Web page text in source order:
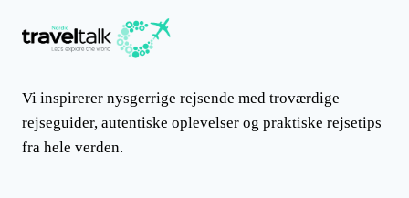
Vi inspirerer nysgerrige rejsende med troværdige
rejseguider, autentiske oplevelser og praktiske rejsetips
fra hele verden.